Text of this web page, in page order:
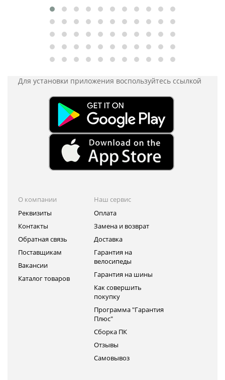
Для установки приложения воспользуйтесь ссылкой
О компании
Реквизиты
Контакты
Обратная связь
Поставщикам
Вакансии
Каталог товаров
Наш сервис
Оплата
Замена и возврат
Доставка
Гарантия на
велосипеды
Гарантия на шины
Как совершить
покупку
Программа "Гарантия
Плюс"
Сборка ПК
Отзывы
Самовывоз